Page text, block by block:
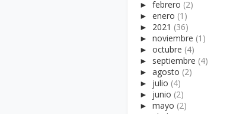
►febrero (2)
►enero (1)
► 2021 (36)
►noviembre (1)
►octubre (4)
► septiembre (4)
►agosto (2)
► julio (4)
► junio (2)
►mayo (2)